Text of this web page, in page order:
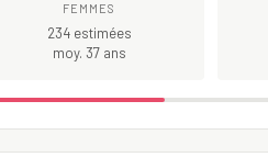
FEMMES
234 estimées
moy. 37 ans